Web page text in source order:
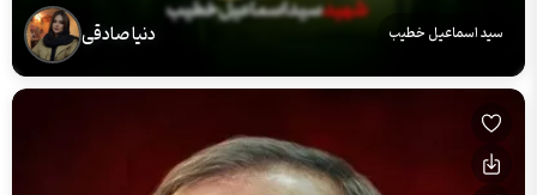
سید اسماعیل خطیب دنیا صادقی